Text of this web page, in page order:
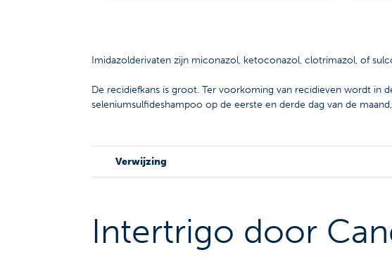
Imidazolderivaten zijn miconazol, ketoconazol, clotrimazol, of
De recidiefkans is groot. Ter voorkoming van recidieven wordt in
seleniumsulfideshampoo op de eerste en derde dag van de
Verwijzing
Intertrigo door